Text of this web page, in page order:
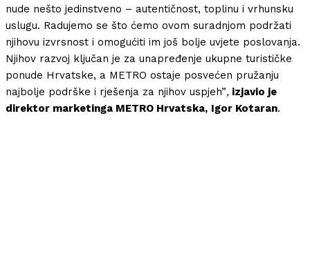
nude nešto jedinstveno – autentičnost, toplinu i vrhunsku
uslugu. Radujemo se što ćemo ovom suradnjom podržati
njihovu izvrsnost i omogućiti im još bolje uvjete poslovanja.
Njihov razvoj ključan je za unapređenje ukupne turističke
ponude Hrvatske, a METRO ostaje posvećen pružanju
najbolje podrške i rješenja za njihov uspjeh”, izjavio je
direktor marketinga METRO Hrvatska, Igor Kotaran.